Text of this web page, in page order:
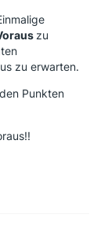
zu
zu erwarten.
Punkten